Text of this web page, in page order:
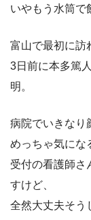
いやもう水筒で
富山で最初に訪
3日前に本多篤
明。
病院でいきなり
めっちゃ気にな
受付の看護師さ
すけど、
全然大丈夫そう